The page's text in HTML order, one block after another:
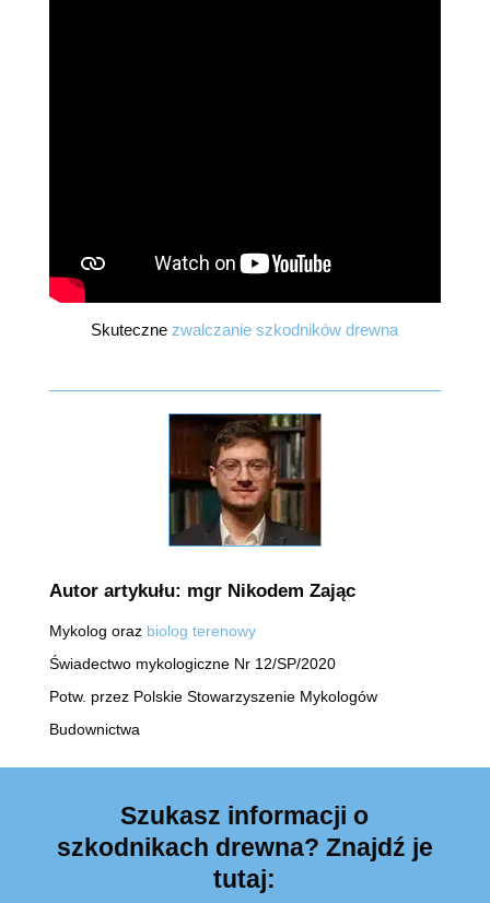
Skuteczne zwalczanie szkodników drewna
Autor artykułu: mgr Nikodem Zając
Mykolog oraz biolog terenowy
Świadectwo mykologiczne Nr 12/SP/2020
Potw. przez Polskie Stowarzyszenie Mykologów
Budownictwa
Szukasz informacji o
szkodnikach drewna? Znajdź je
tutaj: